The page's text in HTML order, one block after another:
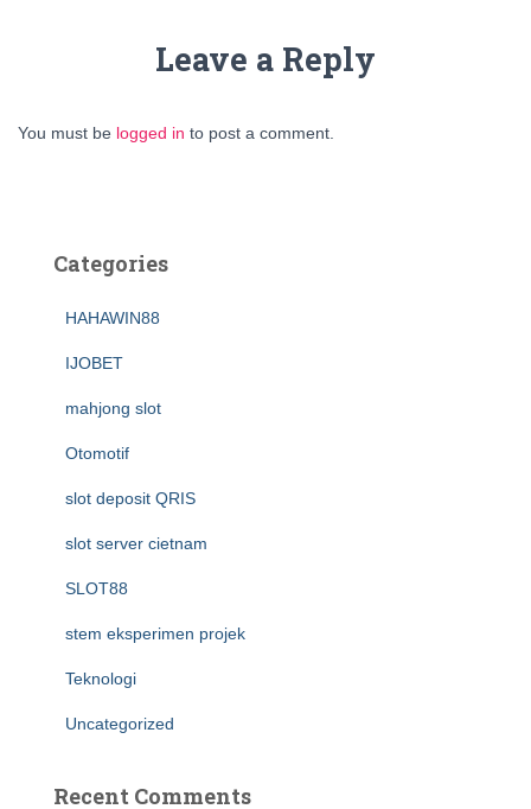
Leave a Reply
You must be logged in to post a comment.
Categories
HAHAWIN88
IJOBET
mahjong slot
Otomotif
slot deposit QRIS
slot server cietnam
SLOT88
stem eksperimen projek
Teknologi
Uncategorized
Recent Comments